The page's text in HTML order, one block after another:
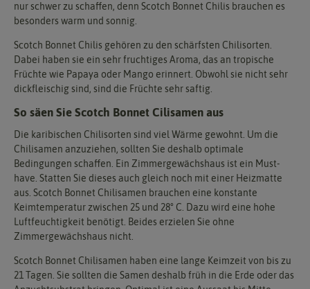
nur schwer zu schaffen, denn Scotch Bonnet Chilis brauchen es
besonders warm und sonnig.
Scotch Bonnet Chilis gehören zu den schärfsten Chilisorten.
Dabei haben sie ein sehr fruchtiges Aroma, das an tropische
Früchte wie Papaya oder Mango erinnert. Obwohl sie nicht sehr
dickfleischig sind, sind die Früchte sehr saftig.
So säen Sie Scotch Bonnet Cilisamen aus
Die karibischen Chilisorten sind viel Wärme gewohnt. Um die
Chilisamen anzuziehen, sollten Sie deshalb optimale
Bedingungen schaffen. Ein Zimmergewächshaus ist ein Must-
have. Statten Sie dieses auch gleich noch mit einer Heizmatte
aus. Scotch Bonnet Chilisamen brauchen eine konstante
Keimtemperatur zwischen 25 und 28° C. Dazu wird eine hohe
Luftfeuchtigkeit benötigt. Beides erzielen Sie ohne
Zimmergewächshaus nicht.
Scotch Bonnet Chilisamen haben eine lange Keimzeit von bis zu
21 Tagen. Sie sollten die Samen deshalb früh in die Erde oder das